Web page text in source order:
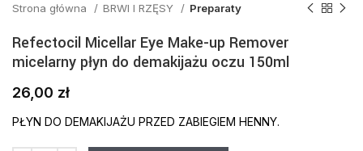
Strona główna BRWI I RZĘSY Preparaty
Refectocil Micellar Eye Make-up Remover
micelarny płyn do demakijażu oczu 150ml
26,00 zł
PŁYN DO DEMAKIJAŻU PRZED ZABIEGIEM HENNY.